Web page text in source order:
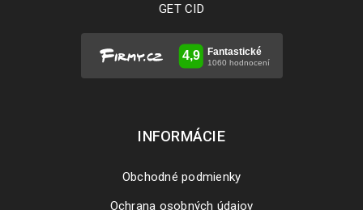
GET CID
INFORMÁCIE
Obchodné podmienky
Ochrana osobných údajov